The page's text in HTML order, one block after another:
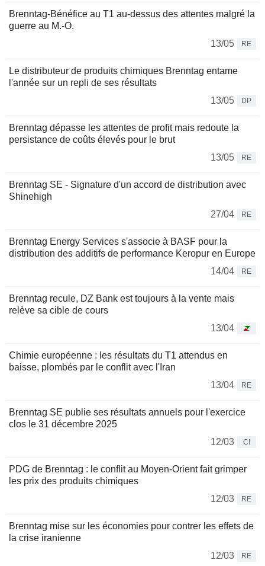
Brenntag-Bénéfice au T1 au-dessus des attentes malgré la
guerre au M.-O.
13/05
RE
Le distributeur de produits chimiques Brenntag entame
l'année sur un repli de ses résultats
13/05
DP
Brenntag dépasse les attentes de profit mais redoute la
persistance de coûts élevés pour le brut
13/05
RE
Brenntag SE - Signature d'un accord de distribution avec
Shinehigh
27/04
RE
Brenntag Energy Services s'associe à BASF pour la
distribution des additifs de performance Keropur en Europe
14/04
RE
Brenntag recule, DZ Bank est toujours à la vente mais
relève sa cible de cours
13/04
Chimie européenne : les résultats du T1 attendus en
baisse, plombés par le conflit avec l'Iran
13/04
RE
Brenntag SE publie ses résultats annuels pour l'exercice
clos le 31 décembre 2025
12/03
CI
PDG de Brenntag : le conflit au Moyen-Orient fait grimper
les prix des produits chimiques
12/03
RE
Brenntag mise sur les économies pour contrer les effets de
la crise iranienne
12/03
RE